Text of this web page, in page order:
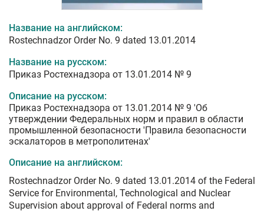
Название на английском:
Rostechnadzor Order No. 9 dated 13.01.2014
Название на русском:
Приказ Ростехнадзора от 13.01.2014 № 9
Описание на русском:
Приказ Ростехнадзора от 13.01.2014 № 9 'Об
утверждении Федеральных норм и правил в области
промышленной безопасности 'Правила безопасности
эскалаторов в метрополитенах'
Описание на английском:
Rostechnadzor Order No. 9 dated 13.01.2014 of the Federal
Service for Environmental, Technological and Nuclear
Supervision about approval of Federal norms and